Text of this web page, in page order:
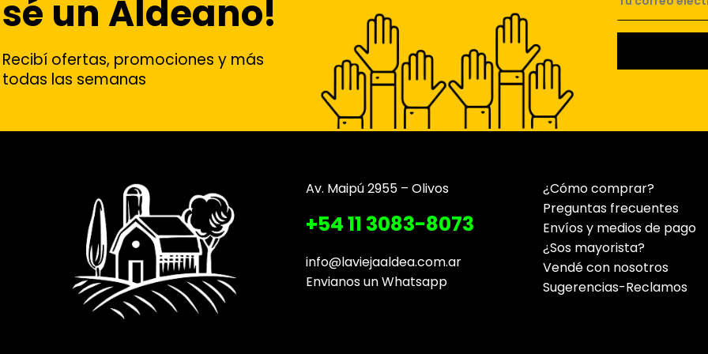
sé un Aldeano!
Recibí ofertas, promociones y más
todas las semanas
Av. Maipú 2955 – Olivos
+54 11 3083-8073
info@laviejaaldea.com.ar
Envianos un Whatsapp
¿Cómo comprar?
Preguntas frecuentes
Envíos y medios de pago
¿Sos mayorista?
Vendé con nosotros
Sugerencias-Reclamos